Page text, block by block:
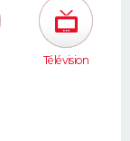
Télévision